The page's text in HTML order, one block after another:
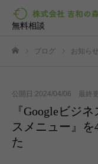
無料相談
ブログ お知らせ
公開日:2024/04/06 最終
『Googleビジ
スメニュー』
た